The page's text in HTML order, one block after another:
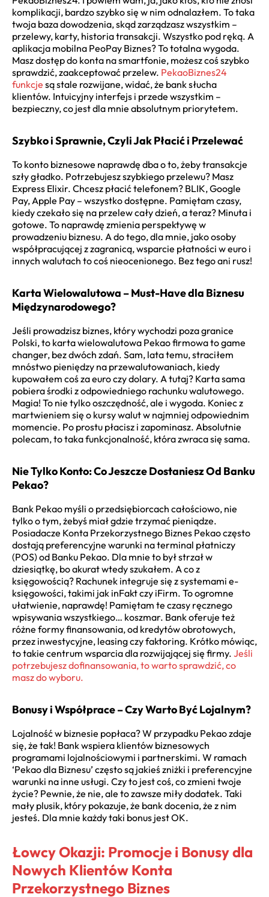
komplikacji, bardzo szybko się w nim odnalazłem. To taka
twoja baza dowodzenia, skąd zarządzasz wszystkim –
przelewy, karty, historia transakcji. Wszystko pod ręką. A
aplikacja mobilna PeoPay Biznes? To totalna wygoda.
Masz dostęp do konta na smartfonie, możesz coś szybko
sprawdzić, zaakceptować przelew. PekaoBiznes24
funkcje są stale rozwijane, widać, że bank słucha
klientów. Intuicyjny interfejs i przede wszystkim –
bezpieczny, co jest dla mnie absolutnym priorytetem.
Szybko i Sprawnie, Czyli Jak Płacić i Przelewać
To konto biznesowe naprawdę dba o to, żeby transakcje
szły gładko. Potrzebujesz szybkiego przelewu? Masz
Express Elixir. Chcesz płacić telefonem? BLIK, Google
Pay, Apple Pay – wszystko dostępne. Pamiętam czasy,
kiedy czekało się na przelew cały dzień, a teraz? Minuta i
gotowe. To naprawdę zmienia perspektywę w
prowadzeniu biznesu. A do tego, dla mnie, jako osoby
współpracującej z zagranicą, wsparcie płatności w euro i
innych walutach to coś nieocenionego. Bez tego ani rusz!
Karta Wielowalutowa – Must-Have dla Biznesu
Międzynarodowego?
Jeśli prowadzisz biznes, który wychodzi poza granice
Polski, to karta wielowalutowa Pekao firmowa to game
changer, bez dwóch zdań. Sam, lata temu, straciłem
mnóstwo pieniędzy na przewalutowaniach, kiedy
kupowałem coś za euro czy dolary. A tutaj? Karta sama
pobiera środki z odpowiedniego rachunku walutowego.
Magia! To nie tylko oszczędność, ale i wygoda. Koniec z
martwieniem się o kursy walut w najmniej odpowiednim
momencie. Po prostu płacisz i zapominasz. Absolutnie
polecam, to taka funkcjonalność, która zwraca się sama.
Nie Tylko Konto: Co Jeszcze Dostaniesz Od Banku
Pekao?
Bank Pekao myśli o przedsiębiorcach całościowo, nie
tylko o tym, żebyś miał gdzie trzymać pieniądze.
Posiadacze Konta Przekorzystnego Biznes Pekao często
dostają preferencyjne warunki na terminal płatniczy
(POS) od Banku Pekao. Dla mnie to był strzał w
dziesiątkę, bo akurat wtedy szukałem. A co z
księgowością? Rachunek integruje się z systemami e-
księgowości, takimi jak inFakt czy iFirm. To ogromne
ułatwienie, naprawdę! Pamiętam te czasy ręcznego
wpisywania wszystkiego… koszmar. Bank oferuje też
różne formy finansowania, od kredytów obrotowych,
przez inwestycyjne, leasing czy faktoring. Krótko mówiąc,
to takie centrum wsparcia dla rozwijającej się firmy. Jeśli
potrzebujesz dofinansowania, to warto sprawdzić, co
masz do wyboru.
Bonusy i Współprace – Czy Warto Być Lojalnym?
Lojalność w biznesie popłaca? W przypadku Pekao zdaje
się, że tak! Bank wspiera klientów biznesowych
programami lojalnościowymi i partnerskimi. W ramach
‘Pekao dla Biznesu’ często są jakieś zniżki i preferencyjne
warunki na inne usługi. Czy to jest coś, co zmieni twoje
życie? Pewnie, że nie, ale to zawsze miły dodatek. Taki
mały plusik, który pokazuje, że bank docenia, że z nim
jesteś. Dla mnie każdy taki bonus jest OK.
Łowcy Okazji: Promocje i Bonusy dla
Nowych Klientów Konta
Przekorzystnego Biznes